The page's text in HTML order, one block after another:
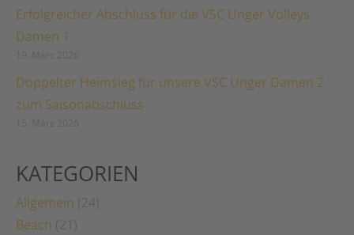
Erfolgreicher Abschluss für die VSC Unger Volleys
Damen 1
Doppelter Heimsieg für unsere VSC Unger Damen 2
zum Saisonabschluss
KATEGORIEN
Allgemein
Beach